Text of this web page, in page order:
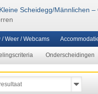
Scheidegg/​Männlichen
Onderscheidingen
Weer / Webcams